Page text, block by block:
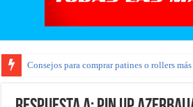
Consejos para comprar patines o rollers